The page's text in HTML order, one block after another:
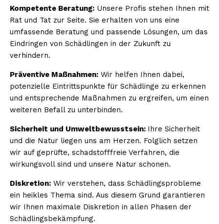
Kompetente Beratung: Unsere Profis stehen Ihnen mit
Rat und Tat zur Seite. Sie erhalten von uns eine
umfassende Beratung und passende Lösungen, um das
Eindringen von Schädlingen in der Zukunft zu
verhindern.
Präventive Maßnahmen: Wir helfen Ihnen dabei,
potenzielle Eintrittspunkte für Schädlinge zu erkennen
und entsprechende Maßnahmen zu ergreifen, um einen
weiteren Befall zu unterbinden.
Sicherheit und Umweltbewusstsein: Ihre Sicherheit
und die Natur liegen uns am Herzen. Folglich setzen
wir auf geprüfte, schadstofffreie Verfahren, die
wirkungsvoll sind und unsere Natur schonen.
Diskretion: Wir verstehen, dass Schädlingsprobleme
ein heikles Thema sind. Aus diesem Grund garantieren
wir Ihnen maximale Diskretion in allen Phasen der
Schädlingsbekämpfung.